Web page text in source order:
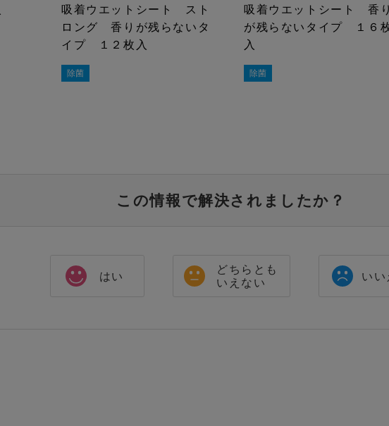
吸着ウエットシート スト
ロング 香りが残らないタ
イプ １２枚入
除菌
吸着ウエットシート 香り
が残らないタイプ １６
入
除菌
この情報で解決されましたか？
はい
どちらとも
いえない
いい